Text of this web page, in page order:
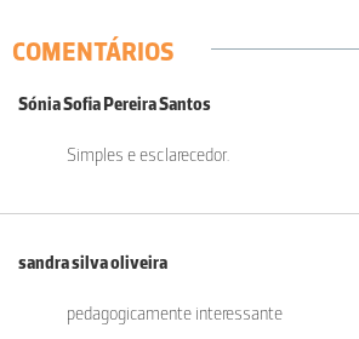
COMENTÁRIOS
Sónia Sofia Pereira Santos
Simples e esclarecedor.
sandra silva oliveira
pedagogicamente interessante